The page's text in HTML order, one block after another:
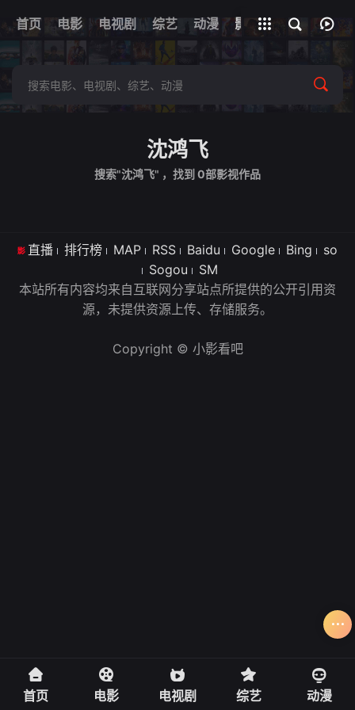
首页 电影 电视剧 综艺 动漫 影视
全部影片
沈鸿飞
搜索"沈鸿飞" ，找到 0部影视作品
直播 排行榜 MAP RSS Baidu Google Bing
so
Sogou
SM
本站所有内容均来自互联网分享站点所提供的公开引用资
源，未提供资源上传、存储服务。
Copyright © 小影看吧
首页 电影 电视剧 综艺 动漫